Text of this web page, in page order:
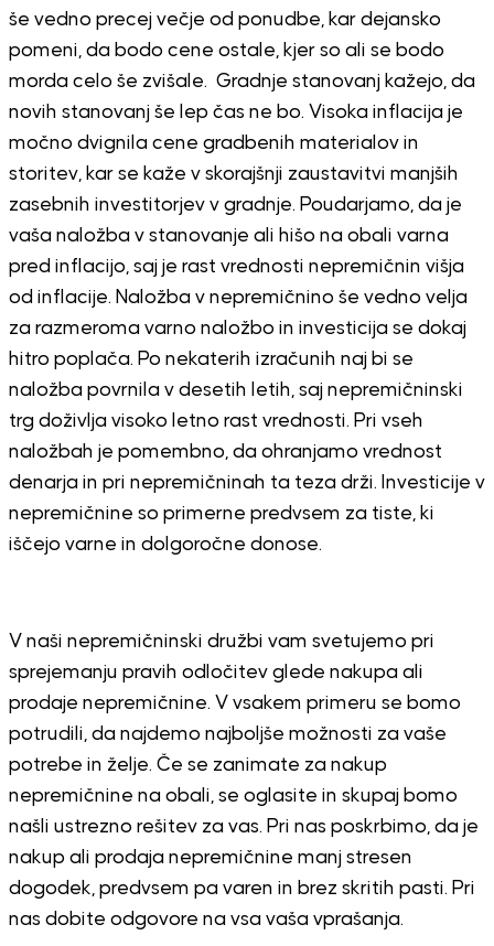
še vedno precej večje od ponudbe, kar dejansko
pomeni, da bodo cene ostale, kjer so ali se bodo
morda celo še zvišale. Gradnje stanovanj kažejo, da
novih stanovanj še lep čas ne bo. Visoka inflacija je
močno dvignila cene gradbenih materialov in
storitev, kar se kaže v skorajšnji zaustavitvi manjših
zasebnih investitorjev v gradnje. Poudarjamo, da je
vaša naložba v stanovanje ali hišo na obali varna
pred inflacijo, saj je rast vrednosti nepremičnin višja
od inflacije. Naložba v nepremičnino še vedno velja
za razmeroma varno naložbo in investicija se dokaj
hitro poplača. Po nekaterih izračunih naj bi se
naložba povrnila v desetih letih, saj nepremičninski
trg doživlja visoko letno rast vrednosti. Pri vseh
naložbah je pomembno, da ohranjamo vrednost
denarja in pri nepremičninah ta teza drži. Investicije v
nepremičnine so primerne predvsem za tiste, ki
iščejo varne in dolgoročne donose.
V naši nepremičninski družbi vam svetujemo pri
sprejemanju pravih odločitev glede nakupa ali
prodaje nepremičnine. V vsakem primeru se bomo
potrudili, da najdemo najboljše možnosti za vaše
potrebe in želje. Če se zanimate za nakup
nepremičnine na obali, se oglasite in skupaj bomo
našli ustrezno rešitev za vas. Pri nas poskrbimo, da je
nakup ali prodaja nepremičnine manj stresen
dogodek, predvsem pa varen in brez skritih pasti. Pri
nas dobite odgovore na vsa vaša vprašanja.